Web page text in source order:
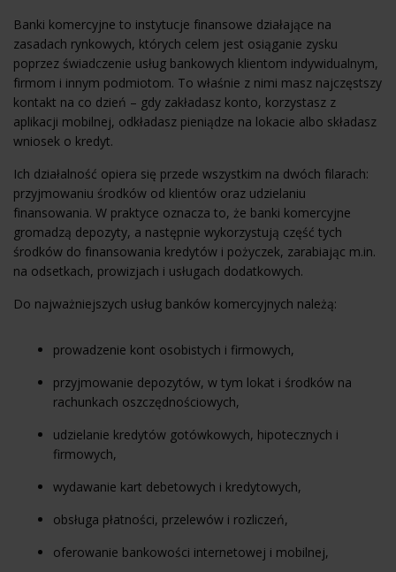
Banki komercyjne to instytucje finansowe działające na
zasadach rynkowych, których celem jest osiąganie zysku
poprzez świadczenie usług bankowych klientom indywidualnym,
firmom i innym podmiotom. To właśnie z nimi masz najczęstszy
kontakt na co dzień – gdy zakładasz konto, korzystasz z
aplikacji mobilnej, odkładasz pieniądze na lokacie albo składasz
wniosek o kredyt.
Ich działalność opiera się przede wszystkim na dwóch filarach:
przyjmowaniu środków od klientów oraz udzielaniu
finansowania. W praktyce oznacza to, że banki komercyjne
gromadzą depozyty, a następnie wykorzystują część tych
środków do finansowania kredytów i pożyczek, zarabiając m.in.
na odsetkach, prowizjach i usługach dodatkowych.
Do najważniejszych usług banków komercyjnych należą:
prowadzenie kont osobistych i firmowych,
przyjmowanie depozytów, w tym lokat i środków na
rachunkach oszczędnościowych,
udzielanie kredytów gotówkowych, hipotecznych i
firmowych,
wydawanie kart debetowych i kredytowych,
obsługa płatności, przelewów i rozliczeń,
oferowanie bankowości internetowej i mobilnej,